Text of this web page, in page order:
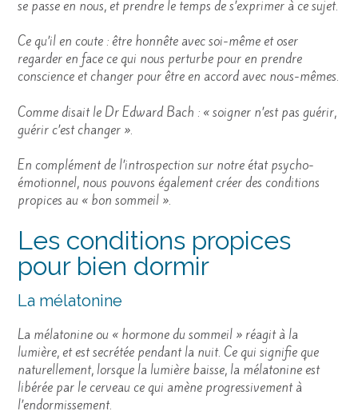
se passe en nous, et prendre le temps de s’exprimer à ce sujet.
Ce qu’il en coute : être honnête avec soi-même et oser
regarder en face ce qui nous perturbe pour en prendre
conscience et changer pour être en accord avec nous-mêmes.
Comme disait le Dr Edward Bach : « soigner n’est pas guérir,
guérir c’est changer ».
En complément de l’introspection sur notre état psycho-
émotionnel, nous pouvons également créer des conditions
propices au « bon sommeil ».
Les conditions propices
pour bien dormir
La mélatonine
La mélatonine ou « hormone du sommeil » réagit à la
lumière, et est secrétée pendant la nuit. Ce qui signifie que
naturellement, lorsque la lumière baisse, la mélatonine est
libérée par le cerveau ce qui amène progressivement à
l’endormissement.